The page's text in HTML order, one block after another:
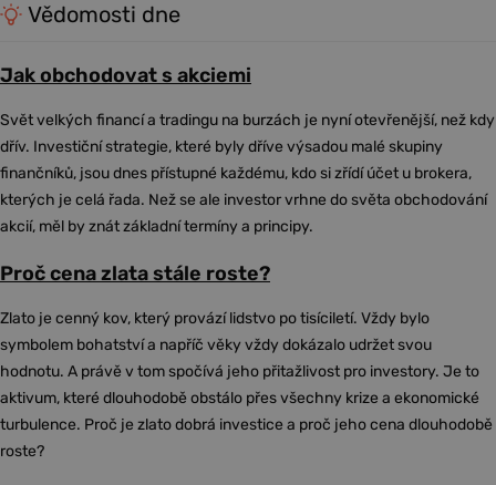
Vědomosti dne
Jak obchodovat s akciemi
Svět velkých financí a tradingu na burzách je nyní otevřenější, než kdy
dřív. Investiční strategie, které byly dříve výsadou malé skupiny
finančníků, jsou dnes přístupné každému, kdo si zřídí účet u brokera,
kterých je celá řada. Než se ale investor vrhne do světa obchodování
akcií, měl by znát základní termíny a principy.
Proč cena zlata stále roste?
Zlato je cenný kov, který provází lidstvo po tisíciletí. Vždy bylo
symbolem bohatství a napříč věky vždy dokázalo udržet svou
hodnotu. A právě v tom spočívá jeho přitažlivost pro investory. Je to
aktivum, které dlouhodobě obstálo přes všechny krize a ekonomické
turbulence. Proč je zlato dobrá investice a proč jeho cena dlouhodobě
roste?